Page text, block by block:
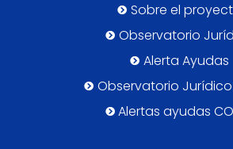
Sobre el
Observatorio
Alerta Ayudas
Observatorio Jurídico
Alertas ayudas